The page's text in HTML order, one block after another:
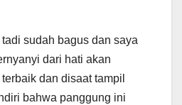
sudah bagus dan saya
dari hati akan
dan disaat tampil
bahwa panggung ini